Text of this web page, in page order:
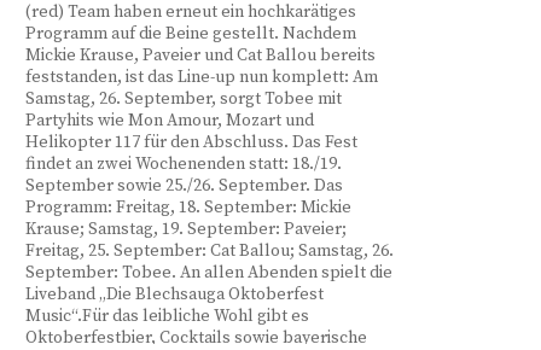
(red) Team haben erneut ein hochkarätiges
Programm auf die Beine gestellt. Nachdem
Mickie Krause, Paveier und Cat Ballou bereits
feststanden, ist das Line-up nun komplett: Am
Samstag, 26. September, sorgt Tobee mit
Partyhits wie Mon Amour, Mozart und
Helikopter 117 für den Abschluss. Das Fest
findet an zwei Wochenenden statt: 18./19.
September sowie 25./26. September. Das
Programm: Freitag, 18. September: Mickie
Krause; Samstag, 19. September: Paveier;
Freitag, 25. September: Cat Ballou; Samstag, 26.
September: Tobee. An allen Abenden spielt die
Liveband „Die Blechsauga Oktoberfest
Music“.Für das leibliche Wohl gibt es
Oktoberfestbier, Cocktails sowie bayerische